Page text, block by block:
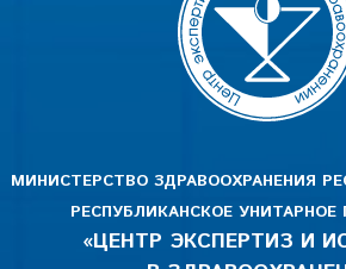
МИНИСТЕРСТВО ЗДРАВООХРАНЕНИЯ
РЕСПУБЛИКАНСКОЕ УНИТАРНОЕ
«ЦЕНТР ЭКСПЕРТИЗ И